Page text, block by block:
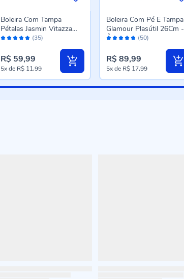
Avaliação: (35)
Boleira Com Tampa
Pétalas Jasmin Vitazza
24Cm - Vidro
R$ 59,99
5xde R$ 11,99
Avaliação: (50)
Boleira Com Pé E Tampa
Glamour Plasútil 26Cm -
Âmbar
R$ 89,99
5xde R$ 17,99